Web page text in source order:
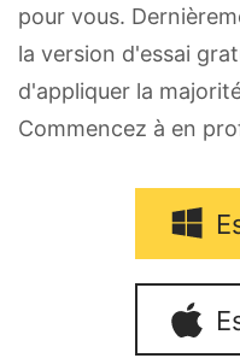
pour vous.
la version d'essai
d'appliquer la
Commencez à en